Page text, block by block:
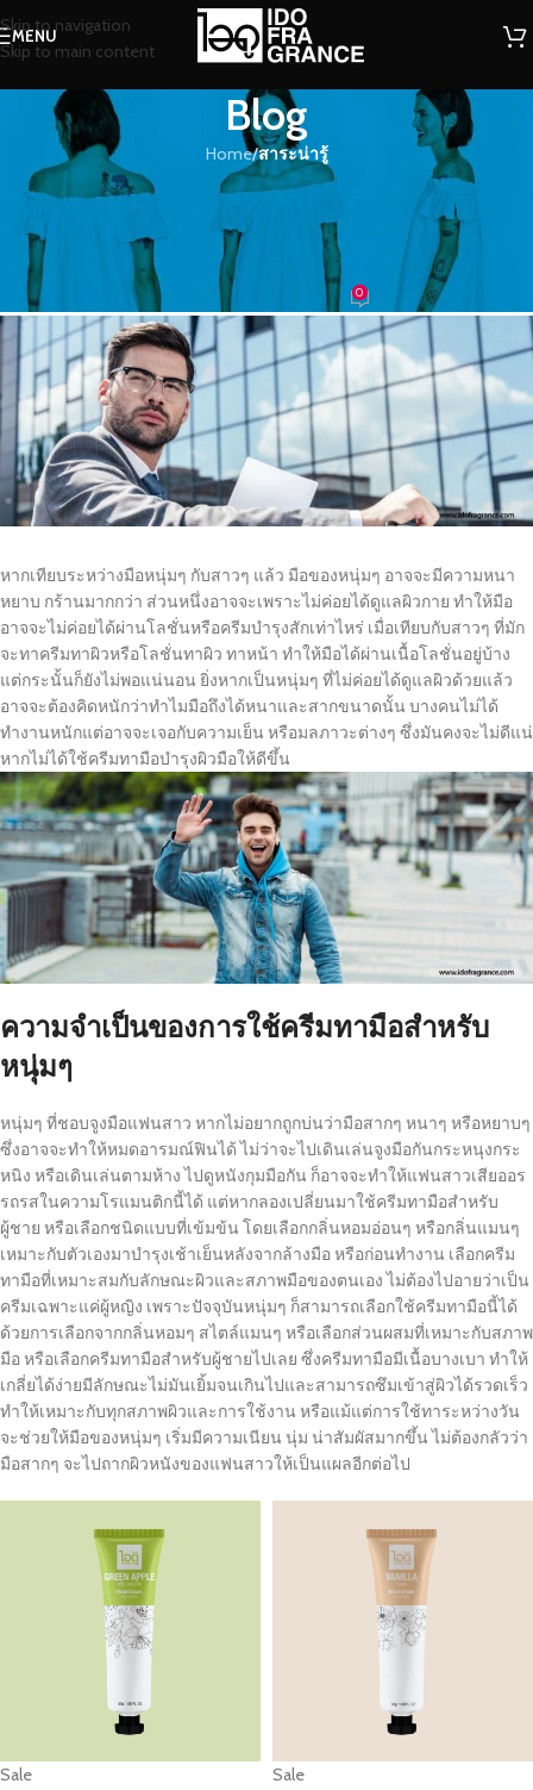
Skip to navigation
Skip to main content
MENU
Blog
Home/สาระน่ารู้
สาระน่ารู้
การใช้ครีมทามือสำหรับผู้ชายจำเป็น
แค่ไหน??
น้ำหอม On 23/03/2021 0
หากเทียบระหว่างมือหนุ่มๆ กับสาวๆ แล้ว มือของหนุ่มๆ อาจจะมีความหนา
หยาบ กร้านมากกว่า ส่วนหนึ่งอาจจะเพราะไม่ค่อยได้ดูแลผิวกาย ทำให้มือ
อาจจะไม่ค่อยได้ผ่านโลชั่นหรือครีมบำรุงสักเท่าไหร่ เมื่อเทียบกับสาวๆ ที่มัก
จะทาครีมทาผิวหรือโลชั่นทาผิว ทาหน้า ทำให้มือได้ผ่านเนื้อโลชั่นอยู่บ้าง
แต่กระนั้นก็ยังไม่พอแน่นอน ยิ่งหากเป็นหนุ่มๆ ที่ไม่ค่อยได้ดูแลผิวด้วยแล้ว
อาจจะต้องคิดหนักว่าทำไมมือถึงได้หนาและสากขนาดนั้น บางคนไม่ได้
ทำงานหนักแต่อาจจะเจอกับความเย็น หรือมลภาวะต่างๆ ซึ่งมันคงจะไม่ดีแน่
หากไม่ได้ใช้ครีมทามือบำรุงผิวมือให้ดีขึ้น
ความจำเป็นของการใช้ครีมทามือสำหรับ
หนุ่มๆ
หนุ่มๆ ที่ชอบจูงมือแฟนสาว หากไม่อยากถูกบ่นว่ามือสากๆ หนาๆ หรือหยาบๆ
ซึ่งอาจจะทำให้หมดอารมณ์ฟินได้ ไม่ว่าจะไปเดินเล่นจูงมือกันกระหนุงกระ
หนิง หรือเดินเล่นตามห้าง ไปดูหนังกุมมือกัน ก็อาจจะทำให้แฟนสาวเสียออร
รถรสในความโรแมนติกนี้ได้ แต่หากลองเปลี่ยนมาใช้ครีมทามือสำหรับ
ผู้ชาย หรือเลือกชนิดแบบที่เข้มข้น โดยเลือกกลิ่นหอมอ่อนๆ หรือกลิ่นแมนๆ
เหมาะกับตัวเองมาบำรุงเช้าเย็นหลังจากล้างมือ หรือก่อนทำงาน เลือกครีม
ทามือที่เหมาะสมกับลักษณะผิวและสภาพมือของตนเอง ไม่ต้องไปอายว่าเป็น
ครีมเฉพาะแค่ผู้หญิง เพราะปัจจุบันหนุ่มๆ ก็สามารถเลือกใช้ครีมทามือนี้ได้
ด้วยการเลือกจากกลิ่นหอมๆ สไตล์แมนๆ หรือเลือกส่วนผสมที่เหมาะกับสภาพ
มือ หรือเลือกครีมทามือสำหรับผู้ชายไปเลย ซึ่งครีมทามือมีเนื้อบางเบา ทำให้
เกลี่ยได้ง่ายมีลักษณะไม่มันเยิ้มจนเกินไปและสามารถซึมเข้าสู่ผิวได้รวดเร็ว
ทำให้เหมาะกับทุกสภาพผิวและการใช้งาน หรือแม้แต่การใช้ทาระหว่างวัน
จะช่วยให้มือของหนุ่มๆ เริ่มมีความเนียน นุ่ม น่าสัมผัสมากขึ้น ไม่ต้องกลัวว่า
มือสากๆ จะไปถากผิวหนังของแฟนสาวให้เป็นแผลอีกต่อไป
Sale Sale